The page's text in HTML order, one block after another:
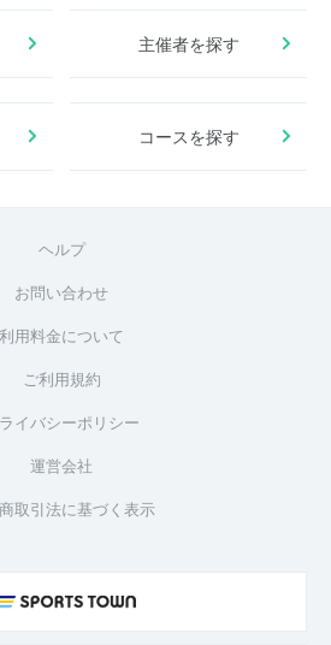
主催者を探す
コースを探す
ヘルプ
お問い合わせ
利用料金について
ご利用規約
イバシーポリシー
運営会社
取引法に基づく表示